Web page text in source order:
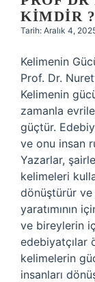
KIMDIR ?
Tarih: Aralık 4,
Kelimenin
Prof. Dr.
Kelimenin
zamanla
güçtür.
ve onu insan
Yazarlar,
kelimeleri
dönüştürür ve
yaratımının
ve bireylerin
edebiyatçılar
kelimelerin
insanları